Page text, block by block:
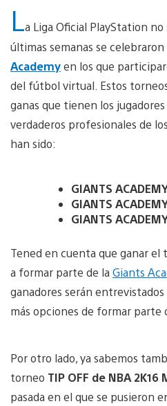
La Liga Oficial PlayStation
últimas semanas se
Academyen los que
del fútbol virtual. Estos
ganas que tienen los
verdaderos profesionales de
han sido:
GIANTS
GIANTS
GIANTS
Tened en cuenta que ganar
a formar parte de la Giants
ganadores serán
más opciones de formar parte
Por otro lado, ya sabemos
torneo TIP OFF de NBA 2K16
pasada en el que se pusieron